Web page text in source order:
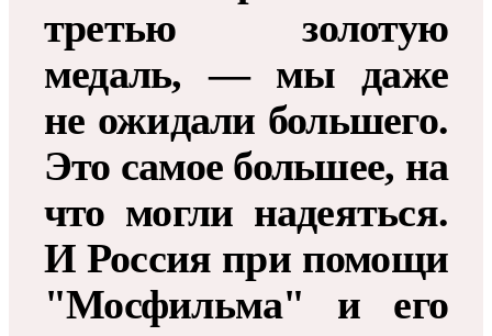
третью золотую
медаль, — мы даже
не ожидали большего.
Это самое большее, на
что могли надеяться.
И Россия при помощи
"Мосфильма" и его